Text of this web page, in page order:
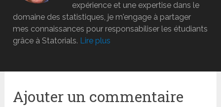
expérience et une expertise dans le
domaine des statistiques, je m'engage à partager
mes connaissances pour responsabiliser les étudiants
grâce à Statorials. Lire plus
Ajouter un commentaire